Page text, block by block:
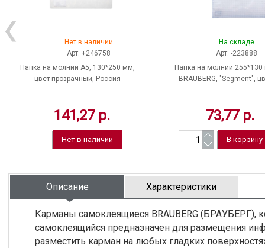
Нет в наличии
Арт. +246758
Папка на молнии A5, 130*250 мм,
цвет прозрачный, Россия
141,27 р.
Нет в наличии
На складе
Арт. -223888
Папка на молнии
BRAUBERG, "Segment",
73,77 р.
Описание Характеристики
Карманы самоклеящиеся BRAUBERG
самоклеящийся предназначен для размещения
разместить карман на любых гладких